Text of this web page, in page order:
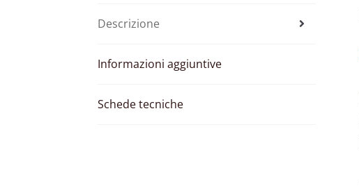
Descrizione
Informazioni aggiuntive
Schede tecniche